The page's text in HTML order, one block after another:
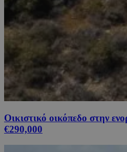
Οικιστικό οικόπεδο στην
€290,000